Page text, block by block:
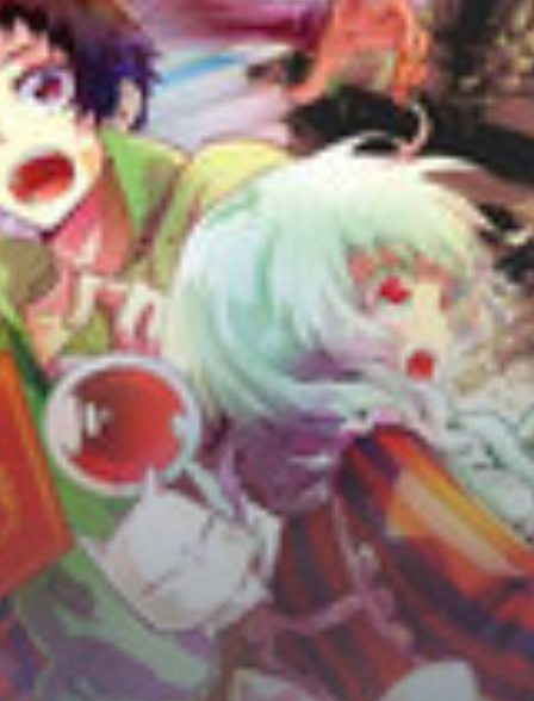
Adventure
Tu Tiên
Ngôn Tình
Slice Of Life
School Life
Manga
Supernatural
Xuyên Không
Shounen
Cổ Đại
Mystery
Webtoon
Horror
Chuyển Sinh
Psychological
Martial Arts